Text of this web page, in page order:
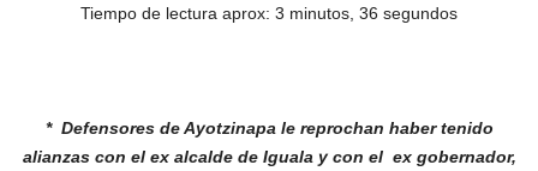
Tiempo de lectura aprox: 3 minutos, 36 segundos
* Defensores de Ayotzinapa le reprochan habertenido
alianzas con el ex alcalde de Iguala y con el ex gobernador,